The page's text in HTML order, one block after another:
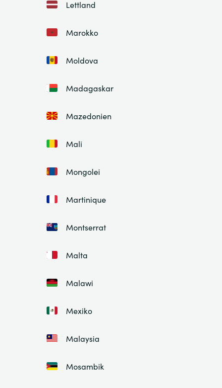
Lettland
Marokko
Moldova
Madagaskar
Mazedonien
Mali
Mongolei
Martinique
Montserrat
Malta
Malawi
Mexiko
Malaysia
Mosambik